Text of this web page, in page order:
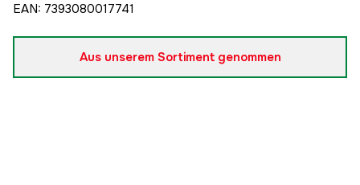
EAN: 7393080017741
Aus unserem Sortiment genommen